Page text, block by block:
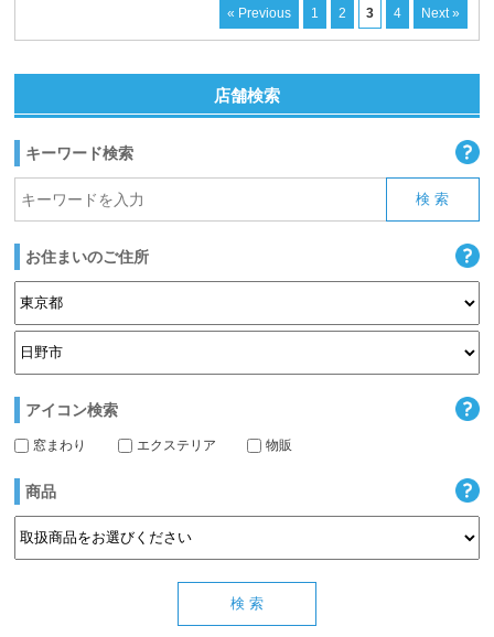
« Previous 1 2 3 4 Next »
店舗検索
キーワード検索
お住まいのご住所
アイコン検索
窓まわり エクステリア 物販
商品